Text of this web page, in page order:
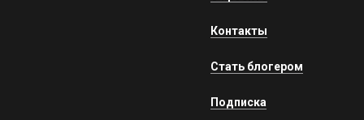
Контакты
Стать блогером
Подписка